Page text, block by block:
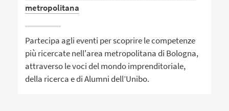
metropolitana
Partecipa agli eventi per scoprire le competenze
più ricercate nell'area metropolitana di Bologna,
attraverso le voci del mondo imprenditoriale,
della ricerca e di Alumni dell’Unibo.